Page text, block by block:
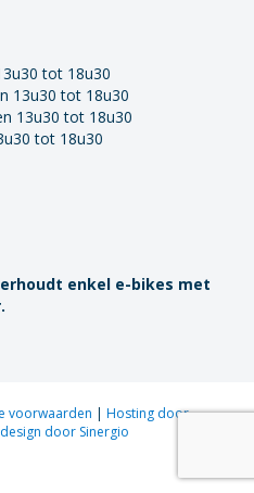
tot 18u30
13u30 tot 18u30
13u30 tot 18u30
tot 18u30
enkel e-bikes met
voorwaarden | Hosting door
door Sinergio